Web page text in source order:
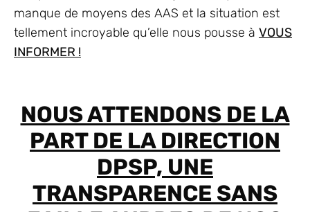
manque de moyens des AAS et la situation est
tellement incroyable qu’elle nous pousse à VOUS
INFORMER !
NOUS ATTENDONS DE LA
PART DE LA DIRECTION
DPSP, UNE
TRANSPARENCE SANS